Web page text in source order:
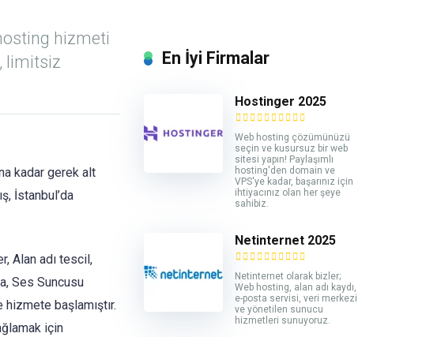
hizmeti
limitsiz
kadar gerek alt
İstanbul’da
Alan adı tescil,
Ses Suncusu
başlamıştır.
için
En İyi Firmalar
Hostinger 2025
Web hosting çözümünüzü
seçin ve kusursuz bir web
sitesi yapın! Paylaşımlı
hosting'den domain ve
VPS'ye kadar, başarınız için
ihtiyacınız olan her şeye
sahibiz.
Netinternet 2025
Netinternet olarak bizler;
Web hosting, alan adı kaydı,
e-posta servisi, veri merkezi
ve yönetilen sunucu
hizmetleri sunuyoruz.